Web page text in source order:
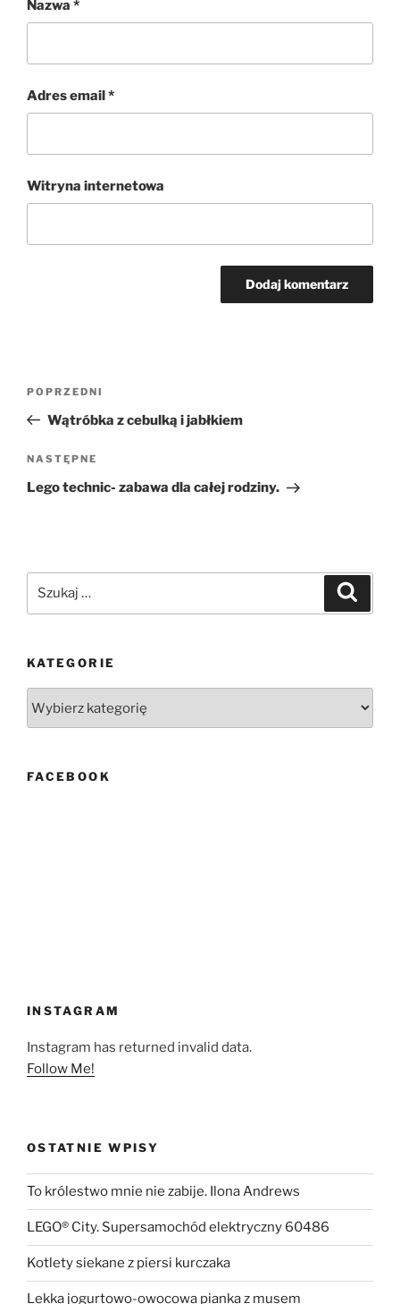
Nazwa *
Adres email*
Witryna internetowa
Poprzedni
wpis
POPRZEDNI
Wątróbka z cebulką i jabłkiem
Następny
wpis
NASTĘPNE
Lego technic- zabawa dla całej rodziny.
KATEGORIE
FACEBOOK
INSTAGRAM
Instagram has returned invalid data.
Follow Me!
OSTATNIE WPISY
To królestwo mnie nie zabije. Ilona Andrews
LEGO® City. Supersamochód elektryczny 60486
Kotlety siekane z piersi kurczaka
Lekka jogurtowo-owocowa pianka z musem